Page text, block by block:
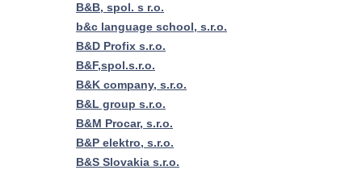
B&B, spol. s r.o.
b&c language school, s.r.o.
B&D Profix s.r.o.
B&F,spol.s.r.o.
B&K company, s.r.o.
B&L group s.r.o.
B&M Procar, s.r.o.
B&P elektro, s.r.o.
B&S Slovakia s.r.o.